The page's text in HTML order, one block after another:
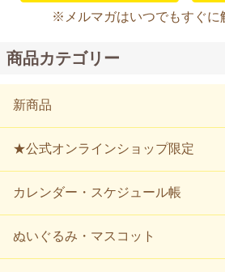
※メルマガはいつでもすぐに
商品カテゴリー
新商品
★公式オンラインショップ限定
カレンダー・スケジュール帳
ぬいぐるみ・マスコット